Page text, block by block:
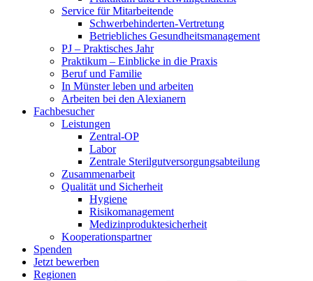
Service für Mitarbeitende
Schwerbehinderten-Vertretung
Betriebliches Gesundheitsmanagement
PJ – Praktisches Jahr
Praktikum – Einblicke in die Praxis
Beruf und Familie
In Münster leben und arbeiten
Arbeiten bei den Alexianern
Fachbesucher
Leistungen
Zentral-OP
Labor
Zentrale Sterilgutversorgungsabteilung
Zusammenarbeit
Qualität und Sicherheit
Hygiene
Risikomanagement
Medizinproduktesicherheit
Kooperationspartner
Spenden
Jetzt bewerben
Regionen